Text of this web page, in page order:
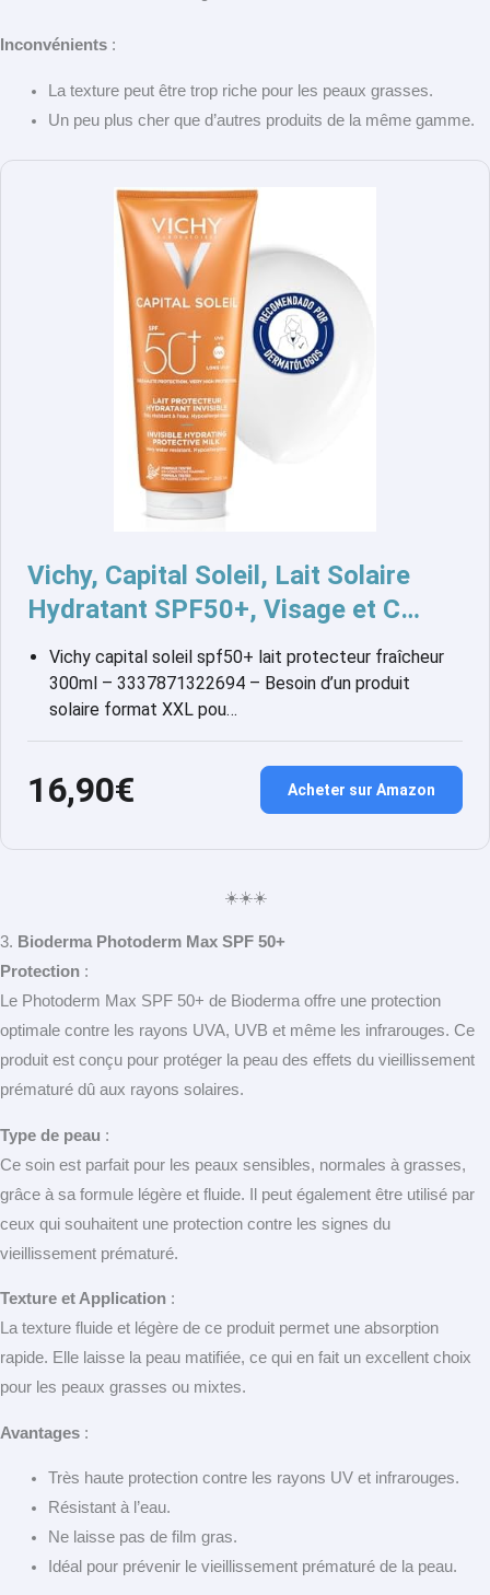
Inconvénients :
La texture peut être trop riche pour les peaux grasses.
Un peu plus cher que d’autres produits de la même gamme.
Vichy, Capital Soleil, Lait Solaire
Hydratant SPF50+, Visage et C…
Vichy capital soleil spf50+ lait protecteur fraîcheur
300ml – 3337871322694 – Besoin d’un produit
solaire format XXL pou…
16,90€ Acheter sur Amazon
☀️☀️☀️
3. Bioderma Photoderm Max SPF 50+
Protection :
Le Photoderm Max SPF 50+ de Bioderma offre une protection
optimale contre les rayons UVA, UVB et même les infrarouges. Ce
produit est conçu pour protéger la peau des effets du vieillissement
prématuré dû aux rayons solaires.
Type de peau :
Ce soin est parfait pour les peaux sensibles, normales à grasses,
grâce à sa formule légère et fluide. Il peut également être utilisé par
ceux qui souhaitent une protection contre les signes du
vieillissement prématuré.
Texture et Application :
La texture fluide et légère de ce produit permet une absorption
rapide. Elle laisse la peau matifiée, ce qui en fait un excellent choix
pour les peaux grasses ou mixtes.
Avantages :
Très haute protection contre les rayons UV et infrarouges.
Résistant à l’eau.
Ne laisse pas de film gras.
Idéal pour prévenir le vieillissement prématuré de la peau.